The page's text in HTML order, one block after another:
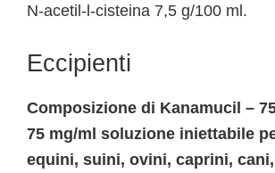
N-acetil-l-cisteina 7,5 g/100 ml.
Eccipienti
Composizione di Kanamucil –
75 mg/ml soluzione iniettabile
equini, suini, ovini, caprini,